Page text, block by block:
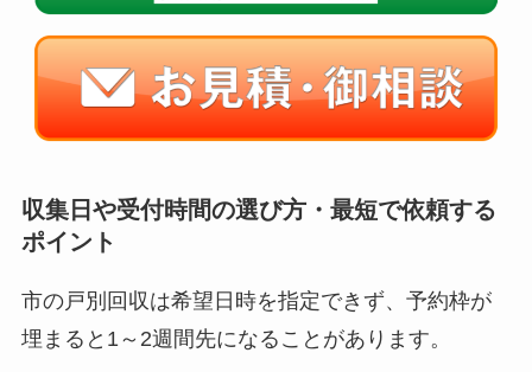
収集日や受付時間の選び方・最短で依頼する
ポイント
市の戸別回収は希望日時を指定できず、予約枠が
埋まると1～2週間先になることがあります。